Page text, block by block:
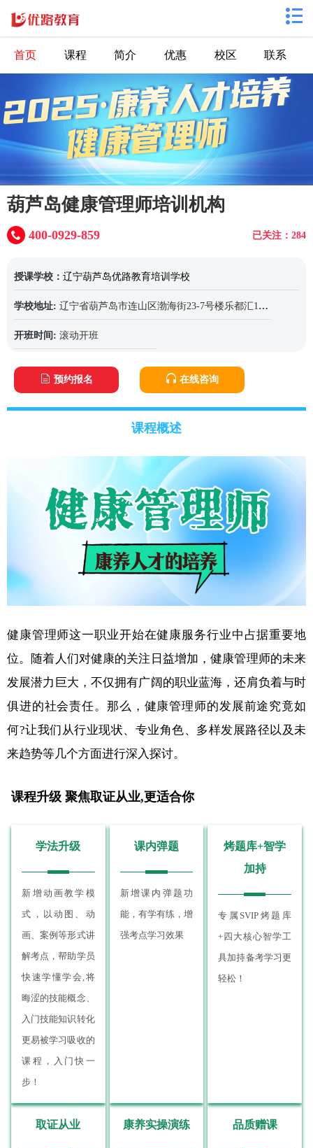
首页 课程 简介 优惠 校区 联系
葫芦岛健康管理师培训机构
已关注：284
400-0929-859
授课学校： 辽宁葫芦岛优路教育培训学校
学校地址: 辽宁省葫芦岛市连山区渤海街23-7号楼乐都汇12层1203室
开班时间: 滚动开班
预约报名 在线咨询
课程概述
健康管理师这一职业开始在健康服务行业中占据重要地
位。随着人们对健康的关注日益增加，健康管理师的未来
发展潜力巨大，不仅拥有广阔的职业蓝海，还肩负着与时
俱进的社会责任。那么，健康管理师的发展前途究竟如
何?让我们从行业现状、专业角色、多样发展路径以及未
来趋势等几个方面进行深入探讨。
课程升级 聚焦取证从业,更适合你
学法升级
新增动画教学模
式，以动图、动
画、案例等形式讲
解考点，帮助学员
快速学懂学会,将
晦涩的技能概念、
入门技能知识转化
更易被学习吸收的
课程，入门快一
步！
课内弹题
新增课内弹题功
能，有学有练，增
强考点学习效果
烤题库+智学
加持
专属SVIP烤题库
+四大核心智学工
具加持备考学习更
轻松！
取证从业 康养实操演练 品质赠课